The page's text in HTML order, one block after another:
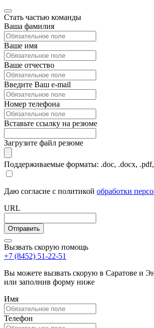
Стать частью команды
Ваша фамилия
Ваше имя
Ваше отчество
Введите Ваш e-mail
Номер телефона
Вставьте ссылку на резюме
Загрузите файл резюме
Поддерживаемые форматы: .doc, .docx,
Даю согласие с политикой обработки
URL
Вызвать скорую помощь
+7 (8452) 51-22-51
Вы можете вызвать скорую в Саратове и
или заполнив форму ниже
Имя
Телефон